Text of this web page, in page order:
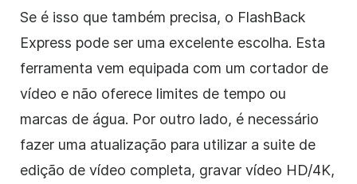
Se é isso que também precisa, o FlashBack
Express pode ser uma excelente escolha. Esta
ferramenta vem equipada com um cortador de
vídeo e não oferece limites de tempo ou
marcas de água. Por outro lado, é necessário
fazer uma atualização para utilizar a suite de
edição de vídeo completa, gravar vídeo HD/4K,